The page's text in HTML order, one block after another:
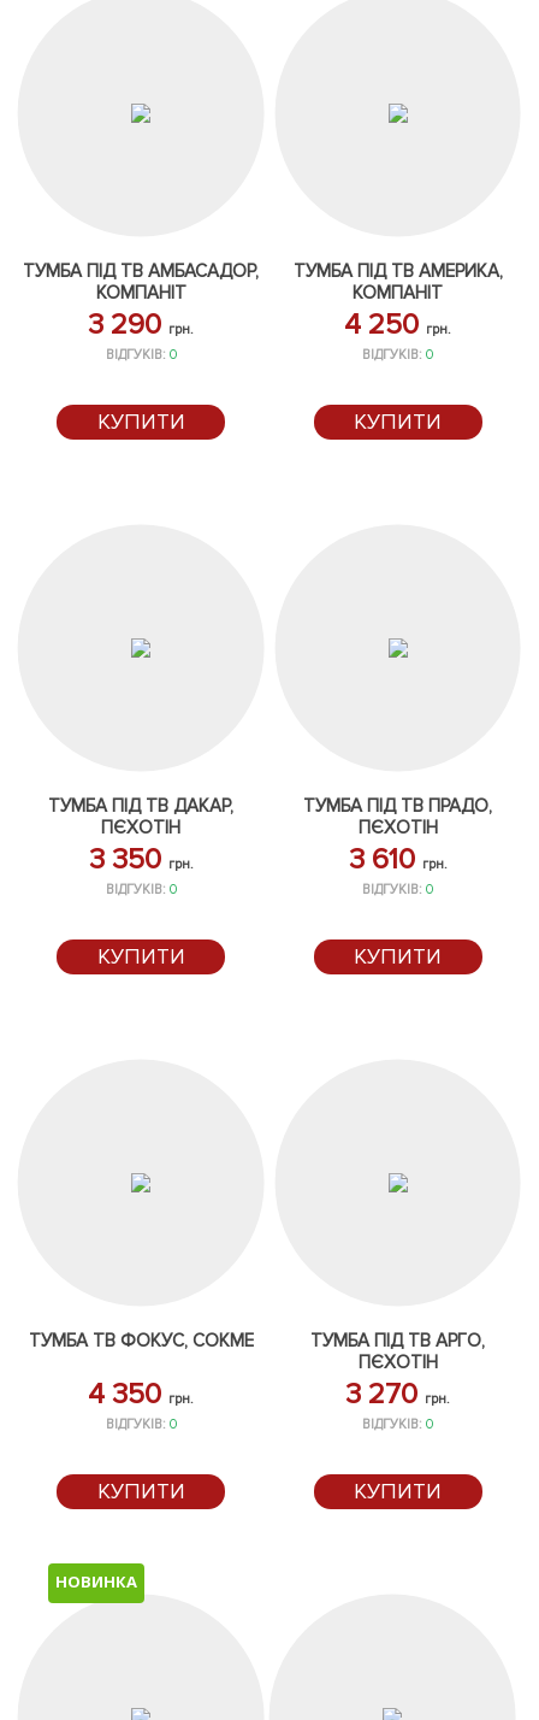
ТУМБА ПІД ТВ АМБАСАДОР,
КОМПАНІТ
3 290 грн.
ВІДГУКІВ: 0
КУПИТИ
ТУМБА ПІД ТВ АМЕРИКА,
КОМПАНІТ
4 250 грн.
ВІДГУКІВ:0
КУПИТИ
ТУМБА ПІД ТВ ДАКАР,
ПЄХОТІН
3 350 грн.
ВІДГУКІВ: 0
КУПИТИ
ТУМБА ПІД ТВ ПРАДО,
ПЄХОТІН
3 610 грн.
ВІДГУКІВ:0
КУПИТИ
ТУМБА ТВ ФОКУС, СОКМЕ
4 350 грн.
ВІДГУКІВ: 0
КУПИТИ
ТУМБА ПІД ТВ АРГО,
ПЄХОТІН
3 270 грн.
ВІДГУКІВ:0
КУПИТИ
НОВИНКА